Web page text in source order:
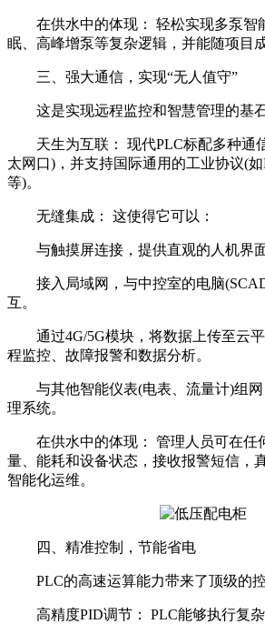
在供水中的体现： 轻松实现多泵智
眠、高峰增泵等复杂逻辑，并能随项目
三、强大通信，实现“无人值守”
这是实现远程监控和智慧管理的基石
天生为互联： 现代PLC标配多种通
太网口)，并支持国际通用的工业协议(如
等)。
无缝集成： 这使得它可以：
与触摸屏连接，提供直观的人机界面
接入局域网，与中控室的电脑
互。
通过4G/5G模块，将数据上传至云
程监控、故障报警和数据分析。
与其他智能仪表(电表、流量计)组
理系统。
在供水中的体现： 管理人员可在任
量、能耗和设备状态，接收报警短信，
智能化运维。
四、精准控制，节能省电
PLC的高速运算能力带来了顶级的
高精度PID调节： PLC能够执行复